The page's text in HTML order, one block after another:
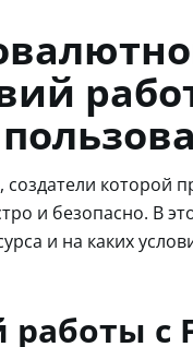
которой
и безопасно. В
и на каких
с